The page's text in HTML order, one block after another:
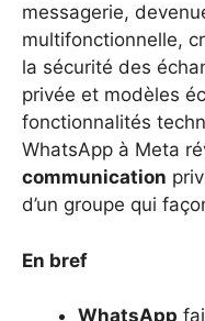
messagerie,
multifonctionnelle,
la sécurité des
privée et modèles
fonctionnalités
WhatsApp à Meta
communication
d’un groupe qui
En bref
WhatsApp